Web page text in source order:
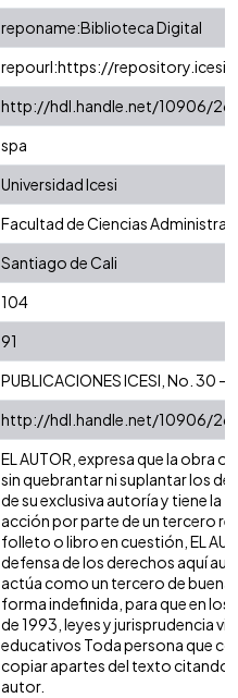
reponame:Biblioteca Digital
repourl:https://
http://hdl.handle.net/10906/
spa
Universidad Icesi
Facultad de Ciencias
Santiago de Cali
104
91
PUBLICACIONES ICESI, No. 30 -
http://hdl.handle.net/10906/
EL AUTOR, expresa que la obra
sin quebrantar ni suplantar los
de su exclusiva autoría y tiene la
acción por parte de un tercero
folleto o libro en cuestión, EL
defensa de los derechos aquí
actúa como un tercero de buena
forma indefinida, para que en los
de 1993, leyes y jurisprudencia
educativos Toda persona que
copiar apartes del texto citando
autor.